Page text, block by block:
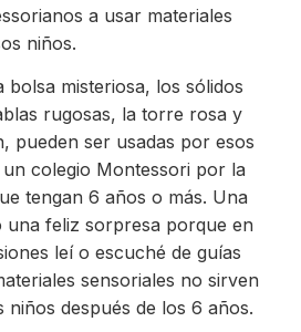
a usar materiales
niños.
bolsa misteriosa, los sólidos
rugosas, la torre rosa y
pueden ser usadas por esos
colegio Montessori por la
tengan 6 años o más. Una
una feliz sorpresa porque en
leí o escuché de guías
sensoriales no sirven
niños después de los 6 años.